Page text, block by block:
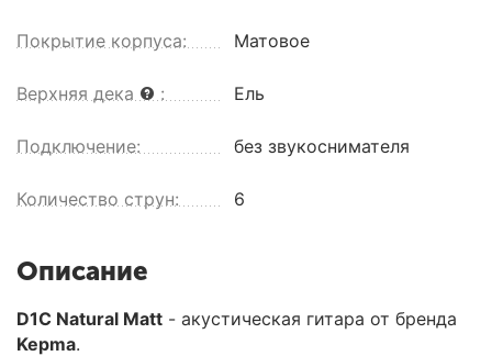
Покрытие корпуса: Матовое
Верхняя дека : Ель
Подключение: без звукоснимателя
Количество струн: 6
Описание
D1C Natural Matt - акустическая гитара от бренда
Kepma.